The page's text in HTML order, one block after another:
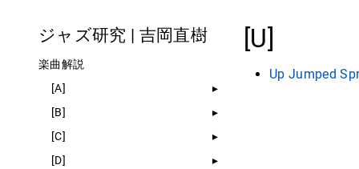
ジャズ研究 | 吉岡直樹
楽曲解説
[A]
[B]
[C]
[D]
[U]
Up Jumped